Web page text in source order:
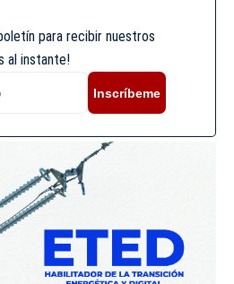
para recibir nuestros
al instante!
Inscríbeme